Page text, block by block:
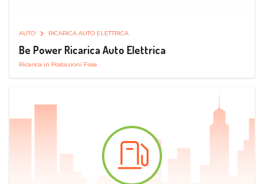
AUTO RICARICA AUTO ELETTRICA
Be Power Ricarica Auto Elettrica
Ricarica in Postazioni Fisse